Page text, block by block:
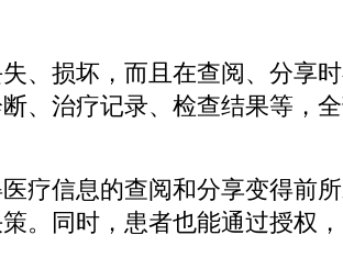
、损坏，而且在查阅、分享
、治疗记录、检查结果等，
疗信息的查阅和分享变得前
。同时，患者也能通过授权